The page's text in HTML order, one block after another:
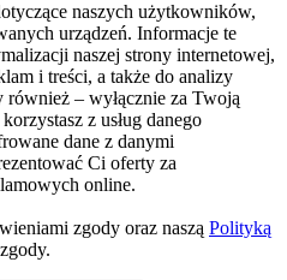
naszych użytkowników,
urządzeń. Informacje te
naszej strony internetowej,
i treści, a także do analizy
– wyłącznie za Twoją
z usług danego
dane z danymi
Ci oferty za
online.
zgody oraz naszą Polityką